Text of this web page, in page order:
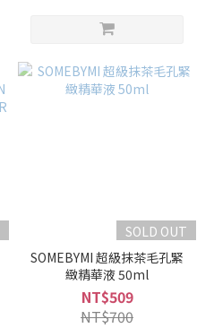
SOLD OUT
SOMEBYMI 超級抹茶毛孔緊
緻精華液 50ml
NT$509
NT$700